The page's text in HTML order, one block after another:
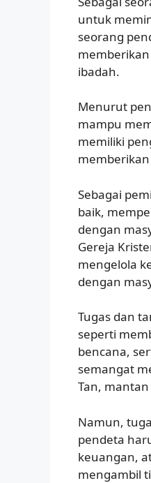
untuk
seorang
ibadah.
Menurut
mampu
memiliki
Sebagai
baik,
dengan
Gereja
mengelola
dengan
Tugas dan
seperti
bencana,
semangat
Tan,
Namun,
pendeta
keuangan,
mengambil